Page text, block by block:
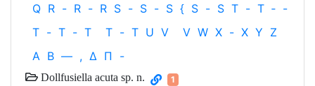
Q R - R - R S - S - S { S - S T - T ‐ -
T - T - T T - T U V V W X - X Y Z
Α Β — , Δ Π -
Dollfusiella acuta sp. n. 1